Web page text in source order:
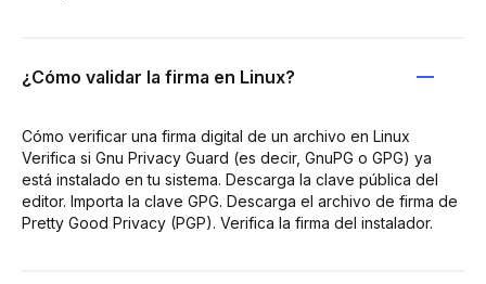
¿Cómo validar la firma en Linux?
Cómo verificar una firma digital de un archivo en Linux
Verifica si Gnu Privacy Guard (es decir, GnuPG o GPG) ya
está instalado en tu sistema. Descarga la clave pública del
editor. Importa la clave GPG. Descarga el archivo de firma de
Pretty Good Privacy (PGP). Verifica la firma del instalador.